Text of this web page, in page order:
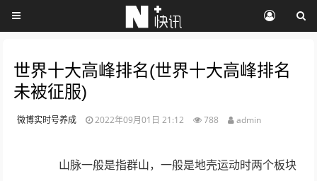
世界十大高峰排名(世界十大高峰排名
未被征服)
微博实时号养成 2022年09月01日 21:12 788 admin
山脉一般是指群山，一般是地壳运动时两个板块